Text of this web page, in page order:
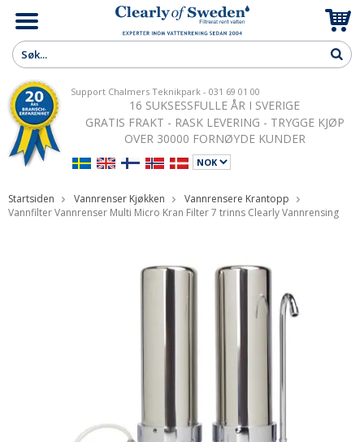
Support Chalmers Teknikpark - 031 69 01 00
16 SUKSESSFULLE ÅR I SVERIGE
GRATIS FRAKT - RASK LEVERING - TRYGGE KJØP
OVER 30000 FORNØYDE KUNDER
Startsiden Vannrenser Kjøkken
Vannrensere Krantopp
Vannfilter Vannrenser Multi Micro Kran Filter 7 trinns Clearly Vannrensing